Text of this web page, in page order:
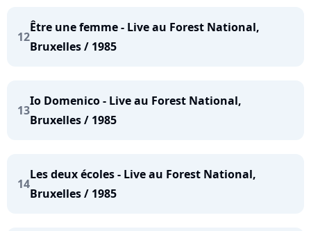
12
Être une femme - Live au Forest National,
Bruxelles / 1985
13
Io Domenico - Live au Forest National,
Bruxelles / 1985
14
Les deux écoles - Live au Forest National,
Bruxelles / 1985